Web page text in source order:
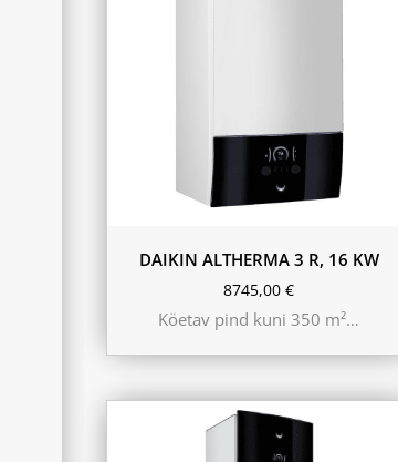
DAIKIN ALTHERMA 3 R, 16 KW
8745,00€
Köetav pind kuni 350 m²…